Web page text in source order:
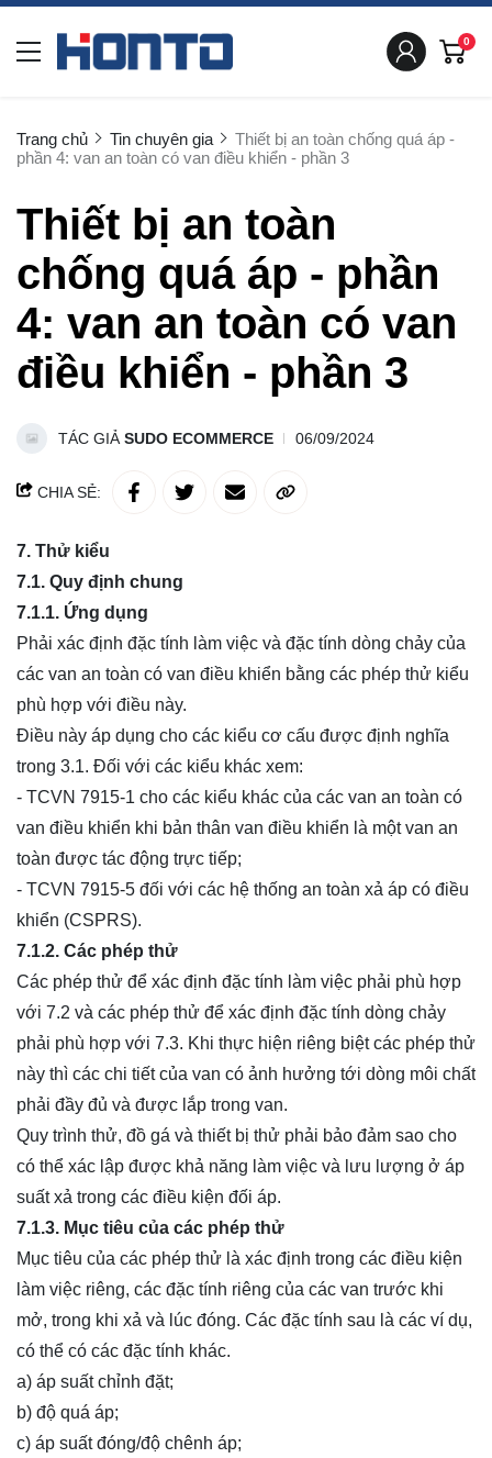
0
Trang chủ Tin chuyên gia
Thiết bị an toàn chống quá áp -
phần 4: van an toàn có van điều khiển - phần 3
Thiết bị an toàn
chống quá áp - phần
4: van an toàn có van
điều khiển - phần 3
TÁC GIẢ SUDO ECOMMERCE 06/09/2024
CHIA SẺ:
7. Thử kiểu
7.1. Quy định chung
7.1.1. Ứng dụng
Phải xác định đặc tính làm việc và đặc tính dòng chảy của
các van an toàn có van điều khiển bằng các phép thử kiểu
phù hợp với điều này.
Điều này áp dụng cho các kiểu cơ cấu được định nghĩa
trong 3.1. Đối với các kiểu khác xem:
- TCVN 7915-1 cho các kiểu khác của các van an toàn có
van điều khiển khi bản thân van điều khiển là một van an
toàn được tác động trực tiếp;
- TCVN 7915-5 đối với các hệ thống an toàn xả áp có điều
khiển (CSPRS).
7.1.2. Các phép thử
Các phép thử để xác định đặc tính làm việc phải phù hợp
với 7.2 và các phép thử để xác định đặc tính dòng chảy
phải phù hợp với 7.3. Khi thực hiện riêng biệt các phép thử
này thì các chi tiết của van có ảnh hưởng tới dòng môi chất
phải đầy đủ và được lắp trong van.
Quy trình thử, đồ gá và thiết bị thử phải bảo đảm sao cho
có thể xác lập được khả năng làm việc và lưu lượng ở áp
suất xả trong các điều kiện đối áp.
7.1.3. Mục tiêu của các phép thử
Mục tiêu của các phép thử là xác định trong các điều kiện
làm việc riêng, các đặc tính riêng của các van trước khi
mở, trong khi xả và lúc đóng. Các đặc tính sau là các ví dụ,
có thể có các đặc tính khác.
a) áp suất chỉnh đặt;
b) độ quá áp;
c) áp suất đóng/độ chênh áp;